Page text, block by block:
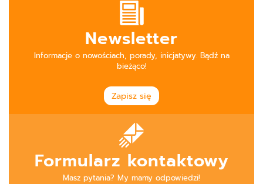
Newsletter
Informacje o nowościach, porady, inicjatywy. Bądź na
bieżąco!
Zapisz się
Formularz kontaktowy
Masz pytania? My mamy odpowiedzi!